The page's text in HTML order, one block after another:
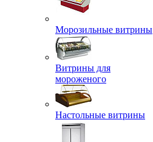
Морозильные витрины
Витрины для
мороженого
Настольные витрины